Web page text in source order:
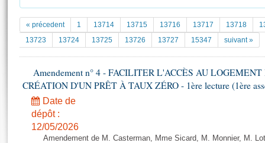
Documents parlementaires
Projets de loi
Propositions de loi
Amendements
Textes adoptés
Rapports d'information
Documents de référence
( Constitution | Règlement de l'Assemblée ... )
Histoire
Juniors
Anciennes législatures
Liens vers les sites publics
La Bibliothèque
Les archives
Photos libres de droit
« précedent 1 13714 13715 13716 13717 13718
13723
13724 13725 13726 13727 15347 suivant »
Amendement n° 4 - FACILITER L'ACCÈS AU
CRÉATION D'UN PRÊT À TAUX ZÉRO - 1ère lecture (1ère
Date de
dépôt :
12/05/2026
Amendement de M. Casterman, Mme Sicard, M. Monnier, M.